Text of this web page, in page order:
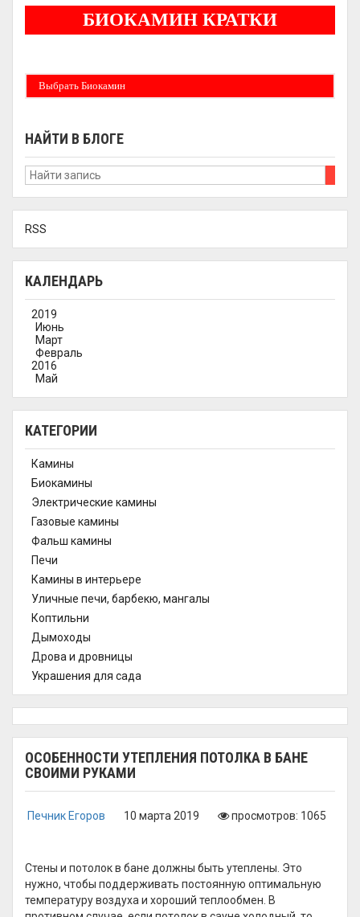
БИОКАМИН КРАТКИ
Выбрать Биокамин
НАЙТИ В БЛОГЕ
RSS
КАЛЕНДАРЬ
2019
Июнь
Март
Февраль
2016
Май
КАТЕГОРИИ
Камины
Биокамины
Электрические камины
Газовые камины
Фальш камины
Печи
Камины в интерьере
Уличные печи, барбекю, мангалы
Коптильни
Дымоходы
Дрова и дровницы
Украшения для сада
ОСОБЕННОСТИ УТЕПЛЕНИЯ ПОТОЛКА В БАНЕ
СВОИМИ РУКАМИ
Печник Егоров 10 марта 2019 просмотров: 1065
Стены и потолок в бане должны быть утеплены. Это
нужно, чтобы поддерживать постоянную оптимальную
температуру воздуха и хороший теплообмен. В